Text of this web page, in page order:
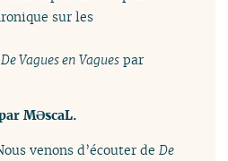
sur les
De Vagues en Vagues par
MƏscaL.
venons d’écouter de De